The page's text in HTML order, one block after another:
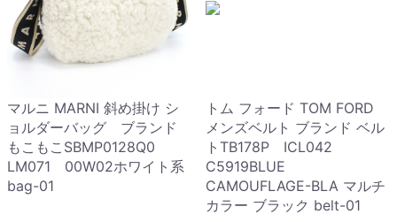
マルニ MARNI 斜め掛け シ
ョルダーバッグ ブランド
もこもこSBMP0128Q0
LM071 00W02ホワイト系
bag-01
トム フォード TOM FORD
メンズベルト ブランド ベル
トTB178P ICL042
C5919BLUE
CAMOUFLAGE-BLA マルチ
カラー ブラック belt-01